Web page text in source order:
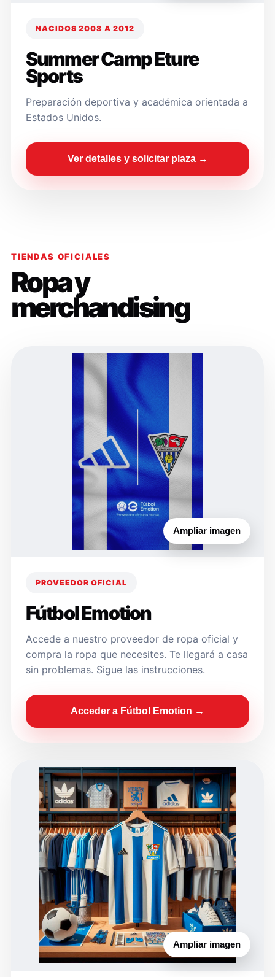
NACIDOS 2008 A 2012
Summer Camp Eture
Sports
Preparación deportiva y académica orientada a
Estados Unidos.
Ver detalles y solicitar plaza →
TIENDAS OFICIALES
Ropa y
merchandising
Ampliar imagen
PROVEEDOR OFICIAL
Fútbol Emotion
Accede a nuestro proveedor de ropa oficial y
compra la ropa que necesites. Te llegará a casa
sin problemas. Sigue las instrucciones.
Acceder a Fútbol Emotion →
Ampliar imagen